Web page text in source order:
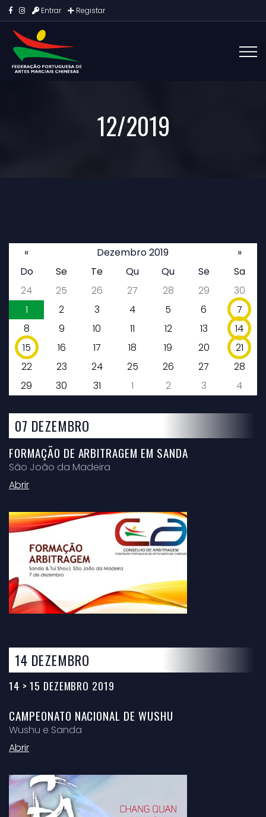
Entrar Registar
12/2019
07 DEZEMBRO
FORMAÇÃO DE ARBITRAGEM EM SANDA
São João da Madeira
Abrir
14 DEZEMBRO
14 > 15 DEZEMBRO 2019
CAMPEONATO NACIONAL DE WUSHU
Wushu e Sanda
Abrir
« Dezembro 2019
»
Do
Se Te Qu Qu Se
Sa
24
25 26 27 28 29
30
1
2 3 4 5 6
7
8
9 10 11 12 13
14
15
16 17 18 19 20
21
22
23 24 25 26 27
28
29
30 31 1 2 3 4